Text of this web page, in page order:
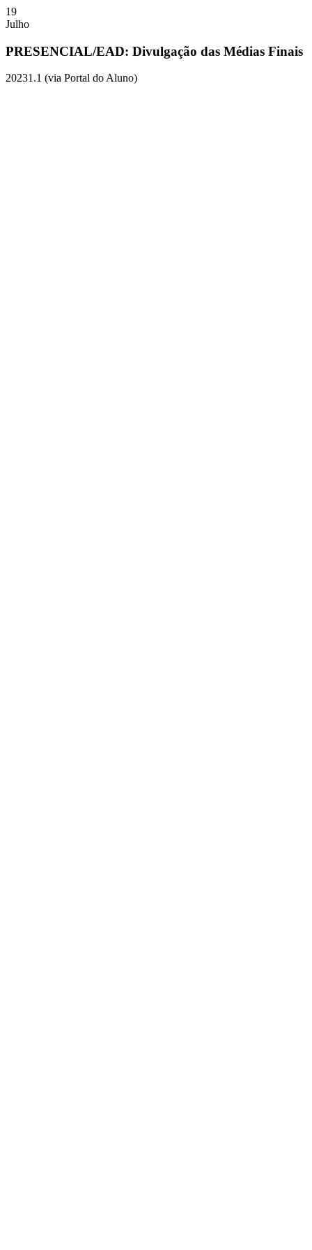
19
Julho
PRESENCIAL/EAD: Divulgação das Médias Finais
20231.1 (via Portal do Aluno)